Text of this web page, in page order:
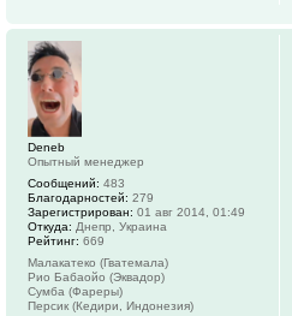
Deneb
Опытный менеджер
Сообщений: 483
Благодарностей: 279
Зарегистрирован: 01 авг 2014, 01:49
Откуда: Днепр, Украина
Рейтинг: 669
Малакатеко (Гватемала)
Рио Бабаойо (Эквадор)
Сумба (Фареры)
Персик (Кедири, Индонезия)